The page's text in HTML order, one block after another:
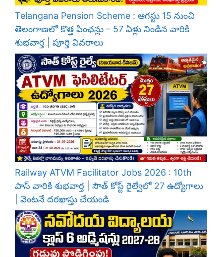
Telangana Pension Scheme : ఆగస్టు 15 నుంచి
తెలంగాణలో కొత్త పింఛన్లు – 57 ఏళ్లు నిండిన వారికి
శుభవార్త | పూర్తి వివరాలు
Railway ATVM Facilitator Jobs 2026 : 10th
పాస్ వారికి శుభవార్త | సౌత్ కోస్ట్ రైల్వేలో 27 ఉద్యోగాలు
| వెంటనే దరఖాస్తు చేయండి